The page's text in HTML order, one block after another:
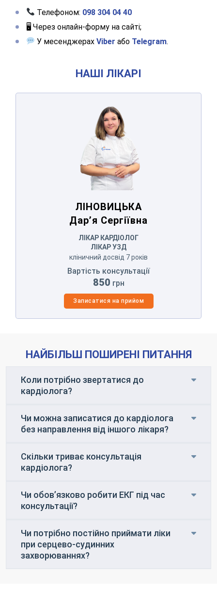
Телефоном: 098 304 04 40
🖥 Через онлайн-форму на сайті;
У месенджерахViber або Telegram.
НАШІ ЛІКАРІ
ЛІНОВИЦЬКА
ЛІНОВИЦЬКА
Дар’я Сергіївна
ЛІКАР КАРДІОЛОГ
ЛІКАР УЗД
кліничний досвід 7 років
Вартість консультації
850 грн
Записатися на прийом
НАЙБІЛЬШ ПОШИРЕНІ ПИТАННЯ
Коли потрібно звертатися до
кардіолога?
Чи можна записатися до кардіолога
без направлення від іншого лікаря?
Скільки триває консультація
кардіолога?
Чи обов’язково робити ЕКГ під час
консультації?
Чи потрібно постійно приймати ліки
при серцево-судинних
захворюваннях?